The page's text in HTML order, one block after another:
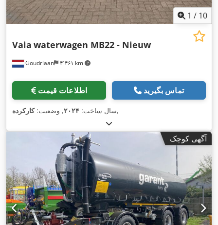
1 / 10
Goudriaan ۴٬۴۶۱ km
Vaia waterwagen MB22 - Nieuw
اطلاعات قیمت تماس بگیرید
سال ساخت: ۲۰۲۴, وضعیت:کارکرده ,
آگهی کوچک